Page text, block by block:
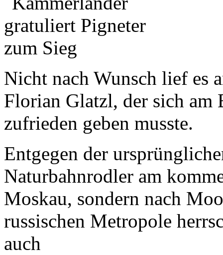
Nicht nach Wunsch lief es
Florian Glatzl, der sich am
zufrieden geben musste.
Entgegen der
Naturbahnrodler am
Moskau, sondern nach
russischen Metropole
auch